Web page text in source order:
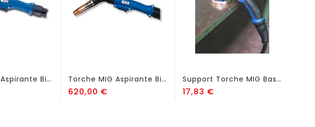
Torche MIG Aspirante Binzel RAB PLUS 15 - FSI82 Torche MIG Aspirante Binzel RAB PLUS 501BF
620,00 €
Support Torche MIG Base Magnétique - FSK900
17,83 €